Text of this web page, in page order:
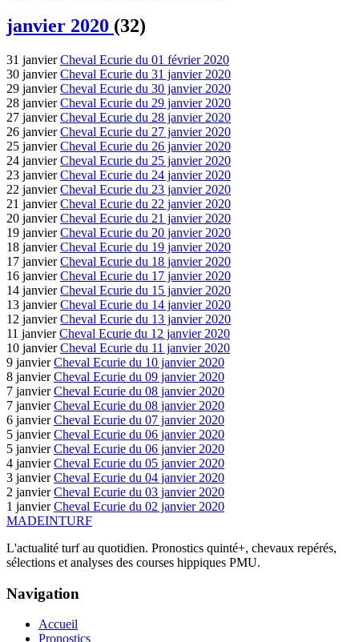
janvier 2020 (32)
31 janvier Cheval Ecurie du 01 février 2020
30 janvier Cheval Ecurie du 31 janvier 2020
29 janvier Cheval Ecurie du 30 janvier 2020
28 janvier Cheval Ecurie du 29 janvier 2020
27 janvier Cheval Ecurie du 28 janvier 2020
26 janvier Cheval Ecurie du 27 janvier 2020
25 janvier Cheval Ecurie du 26 janvier 2020
24 janvier Cheval Ecurie du 25 janvier 2020
23 janvier Cheval Ecurie du 24 janvier 2020
22 janvier Cheval Ecurie du 23 janvier 2020
21 janvier Cheval Ecurie du 22 janvier 2020
20 janvier Cheval Ecurie du 21 janvier 2020
19 janvier Cheval Ecurie du 20 janvier 2020
18 janvier Cheval Ecurie du 19 janvier 2020
17 janvier Cheval Ecurie du 18 janvier 2020
16 janvier Cheval Ecurie du 17 janvier 2020
14 janvier Cheval Ecurie du 15 janvier 2020
13 janvier Cheval Ecurie du 14 janvier 2020
12 janvier Cheval Ecurie du 13 janvier 2020
11 janvier Cheval Ecurie du 12 janvier 2020
10 janvier Cheval Ecurie du 11 janvier 2020
9 janvier Cheval Ecurie du 10 janvier 2020
8 janvier Cheval Ecurie du 09 janvier 2020
7 janvier Cheval Ecurie du 08 janvier 2020
7 janvier Cheval Ecurie du 08 janvier 2020
6 janvier Cheval Ecurie du 07 janvier 2020
5 janvier Cheval Ecurie du 06 janvier 2020
5 janvier Cheval Ecurie du 06 janvier 2020
4 janvier Cheval Ecurie du 05 janvier 2020
3 janvier Cheval Ecurie du 04 janvier 2020
2 janvier Cheval Ecurie du 03 janvier 2020
1 janvier Cheval Ecurie du 02 janvier 2020
MADEINTURF
L'actualité turf au quotidien. Pronostics quinté+, chevaux repérés,
sélections et analyses des courses hippiques PMU.
Navigation
Accueil
Pronostics